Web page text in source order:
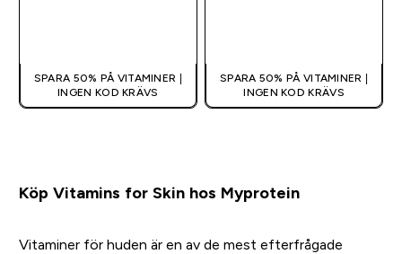
SPARA 50% PÅ VITAMINER |
INGEN KOD KRÄVS
SPARA 50% PÅ VITAMINER |
INGEN KOD KRÄVS
Köp Vitamins for Skin hos Myprotein
Vitaminer för huden är en av de mest efterfrågade